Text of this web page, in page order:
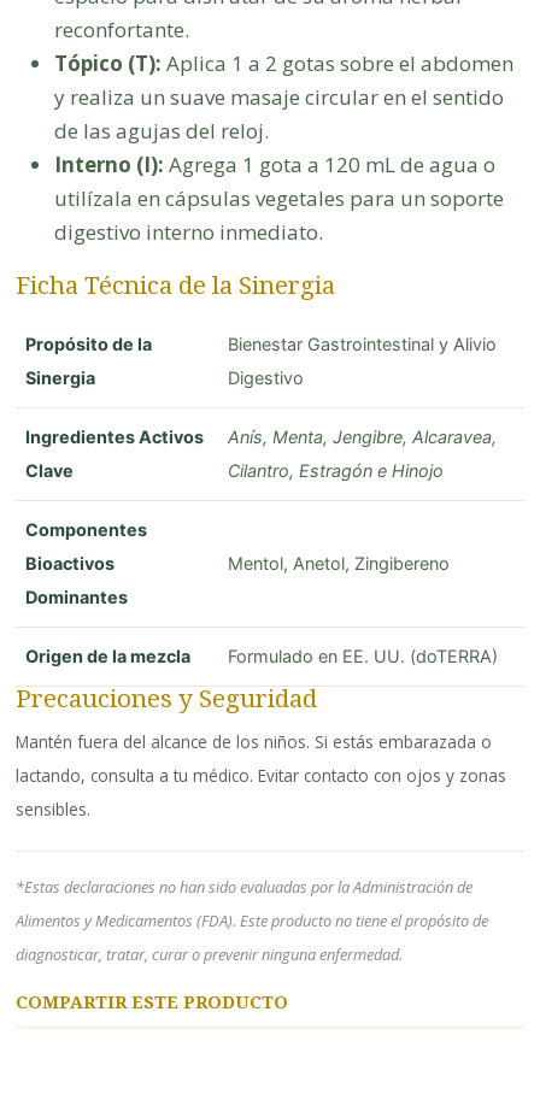
reconfortante.
Tópico (T): Aplica 1 a 2 gotas sobre el abdomen
y realiza un suave masaje circular en el sentido
de las agujas del reloj.
Interno (I): Agrega 1 gota a 120 mL de agua o
utilízala en cápsulas vegetales para un soporte
digestivo interno inmediato.
Ficha Técnica de la Sinergia
Propósito de la
Sinergia
Bienestar Gastrointestinal y Alivio
Digestivo
Ingredientes Activos
Clave
Anís, Menta, Jengibre, Alcaravea,
Cilantro, Estragón e Hinojo
Componentes
Bioactivos
Dominantes
Mentol, Anetol, Zingibereno
Origen de la mezcla Formulado en EE. UU. (doTERRA)
Precauciones y Seguridad
Mantén fuera del alcance de los niños. Si estás embarazada o
lactando, consulta a tu médico. Evitar contacto con ojos y zonas
sensibles.
*Estas declaraciones no han sido evaluadas por la Administración de
Alimentos y Medicamentos (FDA). Este producto no tiene el propósito de
diagnosticar, tratar, curar o prevenir ninguna enfermedad.
COMPARTIR ESTE PRODUCTO